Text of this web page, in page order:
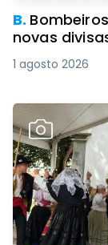
B.
novas
1 agosto 2026